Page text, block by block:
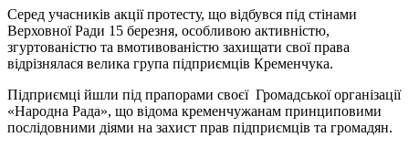
Серед учасників акції протесту, що відбувся під стінами
Верховної Ради 15 березня, особливою активністю,
згуртованістю та вмотивованістю захищати свої права
відрізнялася велика група підприємців Кременчука.
Підприємці йшли під прапорами своєї Громадської організації
«Народна Рада», що відома кременчужанам принциповими
послідовними діями на захист прав підприємців та громадян.